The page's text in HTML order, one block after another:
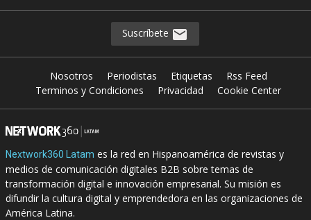
Suscríbete
Nosotros Periodistas Etiquetas
Rss Feed
Terminos y Condiciones
Privacidad Cookie Center
Nextwork360 Latam es la red en Hispanoamérica de revistas y
medios de comunicación digitales B2B sobre temas de
transformación digital e innovación empresarial. Su misión es
difundir la cultura digital y emprendedora en las organizaciones de
América Latina.